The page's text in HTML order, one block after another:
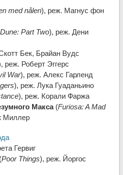
med nålen), реж. Магнус фон
Dune: Part Two), реж. Дени
Бек, Брайан Вудс
реж. Роберт Эггерс
War), реж. Алекс Гарленд
), реж. Лука Гуаданьино
), реж. Корали Фаржа
Макса (Furiosa: A Mad
Миллер
Гервиг
Poor Things), реж. Йоргос